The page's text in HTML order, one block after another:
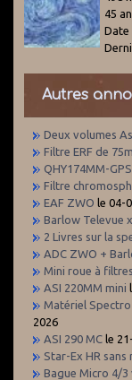
45
Date
Autres
Deux volumes
Filtre ERF de
QHY174MM-
Filtre
EAF ZWO le 04-
Barlow Televue
2 Livres sur la
ADC ZWO +
Mini roue à
ASI 220MM mini
Matériel
2026
ASI 290 MC le
Star-Ex HR sans
Bague Micro 4/3